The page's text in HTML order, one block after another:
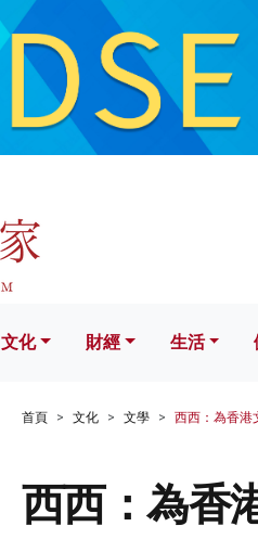
財經 生活 健康
文化 財經 生活
首頁 文化 文學 西西：為香港
西西：為香